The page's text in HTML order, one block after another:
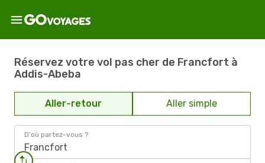
Réservez votre vol pas cher de Francfort à
Addis-Abeba
Aller-retour Aller simple
D'où partez-vous ?
Francfort